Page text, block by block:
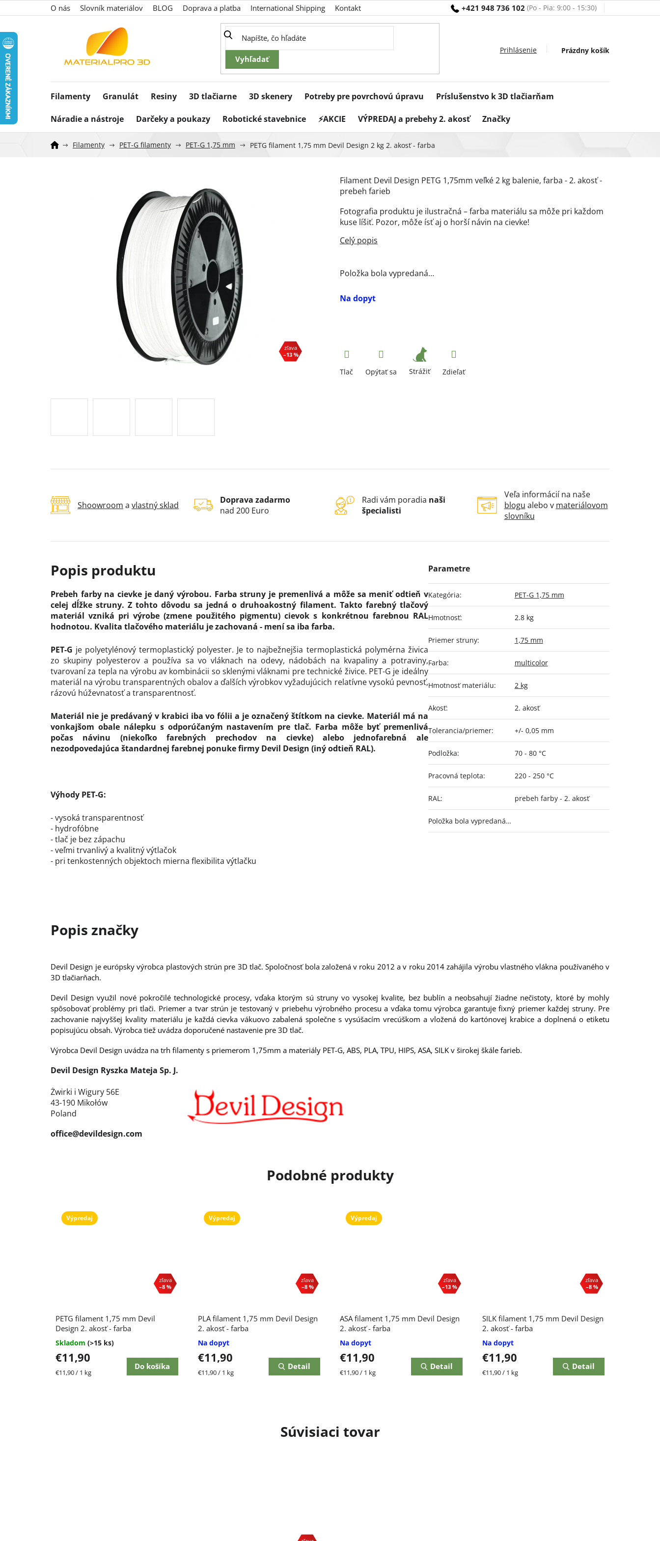
na
+421 948 736 102
O nás Slovník materiálov BLOG Doprava a platba International Shipping Kontakt
Nákupný
Prázdny košík
Filamenty Granulát Resiny 3D tlačiarne 3D skenery Potreby pre povrchovú úpravu Príslušenstvo k 3D tlačiarňam
Náradie a nástroje Darčeky a poukazy Robotické stavebnice ⚡AKCIE VÝPREDAJ a prebehy 2. akosť Značky
Filamenty PET-G filamenty PET-G 1,75 mm PETG filament 1,75 mm Devil Design 2 kg 2. akosť - farba
–13 %
Na dopyt
Položka bola vypredaná…
Filament Devil Design PETG 1,75mm veľké 2 kg balenie, farba - 2. akosť -
prebeh farieb
Fotografia produktu je ilustračná – farba materiálu sa môže pri každom
kuse líšiť. Pozor, môže ísť aj o horší návin na cievke!
Tlač Opýtať sa Strážiť Zdieľať
Shoowroom a vlastný sklad
Doprava zadarmo
nad 200 Euro
Radi vám poradia naši
špecialisti
Veľa informácií na naše
blogu alebo v materiálovom
slovníku
Súvisiaci tovar
Prebeh farby na cievke je daný výrobou. Farba struny je premenlivá a môže sa meniť odtieň v
celej dĺžke struny. Z tohto dôvodu sa jedná o druhoakostný filament. Takto farebný tlačový
materiál vzniká pri výrobe (zmene použitého pigmentu) cievok s konkrétnou farebnou RAL
hodnotou. Kvalita tlačového materiálu je zachovaná - mení sa iba farba.
PET-G je polyetylénový termoplastický polyester. Je to najbežnejšia termoplastická polymérna živica
zo skupiny polyesterov a používa sa vo vláknach na odevy, nádobách na kvapaliny a potraviny,
tvarovaní za tepla na výrobu av kombinácii so sklenými vláknami pre technické živice. PET-G je ideálny
materiál na výrobu transparentných obalov a ďalších výrobkov vyžadujúcich relatívne vysokú pevnosť,
rázovú húževnatosť a transparentnosť.
Materiál nie je predávaný v krabici iba vo fólii a je označený štítkom na cievke. Materiál má na
vonkajšom obale nálepku s odporúčaným nastavením pre tlač. Farba môže byť premenlivá
počas návinu (niekoľko farebných prechodov na cievke) alebo jednofarebná ale
nezodpovedajúca štandardnej farebnej ponuke firmy Devil Design (iný odtieň RAL).
Výhody PET-G:
- vysoká transparentnosť
- hydrofóbne
- tlač je bez zápachu
- veľmi trvanlivý a kvalitný výtlačok
- pri tenkostenných objektoch mierna flexibilita výtlačku
Kategória: PET-G 1,75 mm
Hmotnosť: 2.8 kg
Priemer struny: 1,75 mm
Farba: multicolor
Hmotnosť materiálu: 2 kg
Akosť: 2. akosť
Tolerancia/priemer: +/- 0,05 mm
Podložka: 70 - 80 °C
Pracovná teplota: 220 - 250 °C
RAL: prebeh farby - 2. akosť
Položka bola vypredaná…
Výpredaj
–8 %
PETG filament 1,75 mm Devil
Design 2. akosť - farba
Skladom (>15 ks)
€11,90
Jednotková
€11,90 / 1 kg
Do košíka
Výpredaj
–8 %
PLA filament 1,75 mm Devil Design
2. akosť - farba
Na dopyt
€11,90
Jednotková
€11,90 / 1 kg
Detail
Výpredaj
–13 %
ASA filament 1,75 mm Devil Design
2. akosť - farba
Na dopyt
€11,90
Jednotková
€11,90 / 1 kg
Detail
–8 %
SILK filament 1,75 mm Devil Design
2. akosť - farba
Na dopyt
€11,90
Jednotková
€11,90 / 1 kg
Detail
Devil Design je európsky výrobca plastových strún pre 3D tlač. Spoločnosť bola založená v roku 2012 a v roku 2014 zahájila výrobu vlastného vlákna používaného v
3D tlačiarňach.
Devil Design využil nové pokročilé technologické procesy, vďaka ktorým sú struny vo vysokej kvalite, bez bublín a neobsahují žiadne nečistoty, ktoré by mohly
spôsobovať problémy pri tlači. Priemer a tvar strún je testovaný v priebehu výrobného procesu a vďaka tomu výrobca garantuje fixný priemer každej struny. Pre
zachovanie najvyššej kvality materiálu je každá cievka vákuovo zabalená společne s vysúšacím vrecúškom a vložená do kartónovej krabice a doplnená o etiketu
popisujúcu obsah. Výrobca tiež uvádza doporučené nastavenie pre 3D tlač.
Výrobca Devil Design uvádza na trh filamenty s priemerom 1,75mm a materiály PET-G, ABS, PLA, TPU, HIPS, ASA, SILK v širokej škále farieb.
Devil Design Ryszka Mateja Sp. J.
Żwirki i Wigury 56E
43-190 Mikołów
Poland
office@devildesign.com